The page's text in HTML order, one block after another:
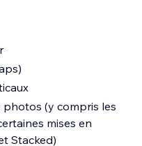
(y compris les
mises en
Stacked)